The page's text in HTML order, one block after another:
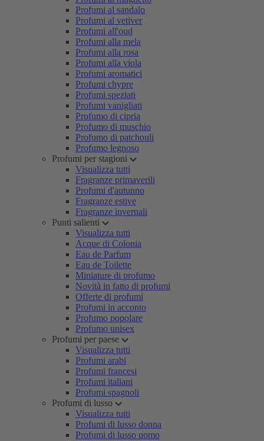
Profumi al sandalo
Profumi al vetiver
Profumi all'oud
Profumi alla mela
Profumi alla rosa
Profumi alla viola
Profumi aromatici
Profumi chypre
Profumi speziati
Profumi vanigliati
Profumo di cipria
Profumo di muschio
Profumo di patchouli
Profumo legnoso
Profumi per stagioni
Visualizza tutti
Fragranze primaverili
Profumi d'autunno
Fragranze estive
Fragranze invernali
Punti salienti
Visualizza tutti
Acque di Colonia
Eau de Parfum
Eau de Toilette
Miniature di profumo
Novità in fatto di profumi
Offerte di profumi
Profumi in acconto
Profumo popolare
Profumo unisex
Profumi per paese
Visualizza tutti
Profumi arabi
Profumi francesi
Profumi italiani
Profumi spagnoli
Profumi di lusso
Visualizza tutti
Profumi di lusso donna
Profumi di lusso uomo